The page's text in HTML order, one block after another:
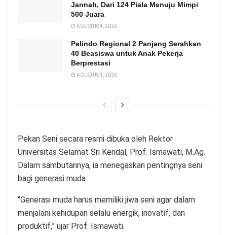
Jannah, Dari 124 Piala Menuju Mimpi
500 Juara
AGUSTUS 4, 2026
Pelindo Regional 2 Panjang Serahkan
40 Beasiswa untuk Anak Pekerja
Berprestasi
AGUSTUS 1, 2026
Pekan Seni secara resmi dibuka oleh Rektor
Universitas Selamat Sri Kendal, Prof. Ismawati, M.Ag.
Dalam sambutannya, ia menegaskan pentingnya seni
bagi generasi muda.
“Generasi muda harus memiliki jiwa seni agar dalam
menjalani kehidupan selalu energik, inovatif, dan
produktif,” ujar Prof. Ismawati.